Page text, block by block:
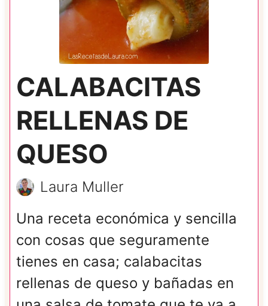
CALABACITAS
RELLENAS DE
QUESO
Laura Muller
Una receta económica y sencilla
con cosas que seguramente
tienes en casa; calabacitas
rellenas de queso y bañadas en